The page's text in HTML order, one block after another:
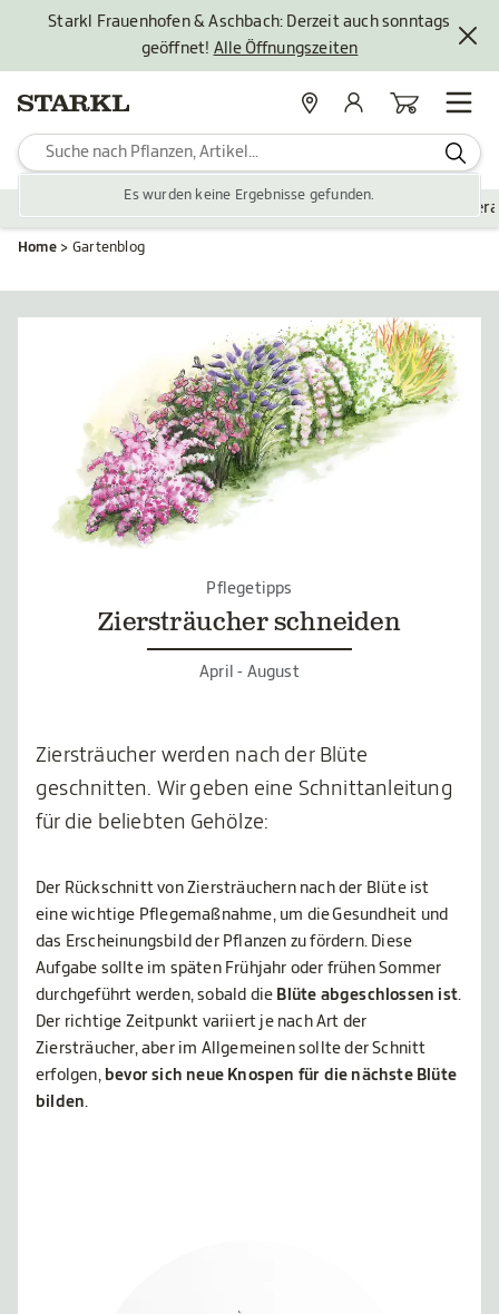
Starkl Frauenhofen & Aschbach: Derzeit auch sonntags
geöffnet! Alle Öffnungszeiten
Es wurden keine Ergebnisse gefunden.
StandorteMein KontoWarenkorb
Zubehör Gartengestaltung
Home Gartenblog
Pflegetipps
Ziersträucher schneiden
April - August
Ziersträucher werden nach der Blüte
geschnitten. Wir geben eine Schnittanleitung
für die beliebten Gehölze:
Der Rückschnitt von Ziersträuchern nach der Blüte ist
eine wichtige Pflegemaßnahme, um die Gesundheit und
das Erscheinungsbild der Pflanzen zu fördern. Diese
Aufgabe sollte im späten Frühjahr oder frühen Sommer
durchgeführt werden, sobald die Blüte abgeschlossen ist.
Der richtige Zeitpunkt variiert je nach Art der
Ziersträucher, aber im Allgemeinen sollte der Schnitt
erfolgen, bevor sich neue Knospen für die nächste Blüte
bilden.